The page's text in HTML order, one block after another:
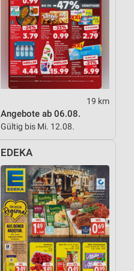
19 km
Angebote ab 06.08.
Gültig bis Mi. 12.08.
EDEKA